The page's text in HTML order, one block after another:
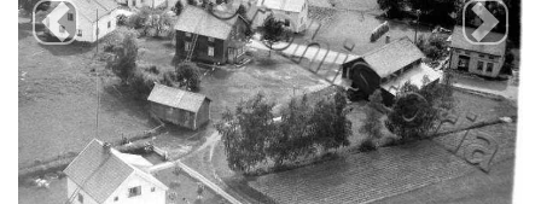
Previous Next